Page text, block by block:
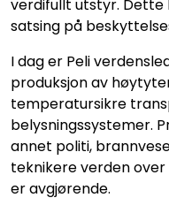
verdifullt utstyr. Dette
satsing på
I dag er Peli
produksjon av
temperatursikre
belysningssystemer.
annet politi,
teknikere verden
er avgjørende.